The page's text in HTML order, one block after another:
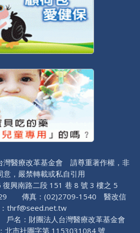
醫療改革基金會 請尊重著作權，非
意，嚴禁轉載或私自引用
興南路二段 151 巷 8 號 3 樓之 5
傳真：(02)2709-1540 醫改信
thrf@seed.net.tw
名：財團法人台灣醫療改革基金會
北市社團字第 1153031084 號